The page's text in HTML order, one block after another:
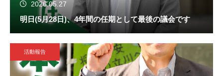
2026.05.27
明日(5月28日)、4年間の任期として最後の議会です
活動報告